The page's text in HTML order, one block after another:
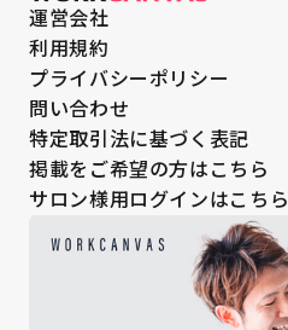
運営会社
利用規約
プライバシーポリシー
問い合わせ
特定取引法に基づく表記
掲載をご希望の方はこちら
サロン様用ログインはこちら